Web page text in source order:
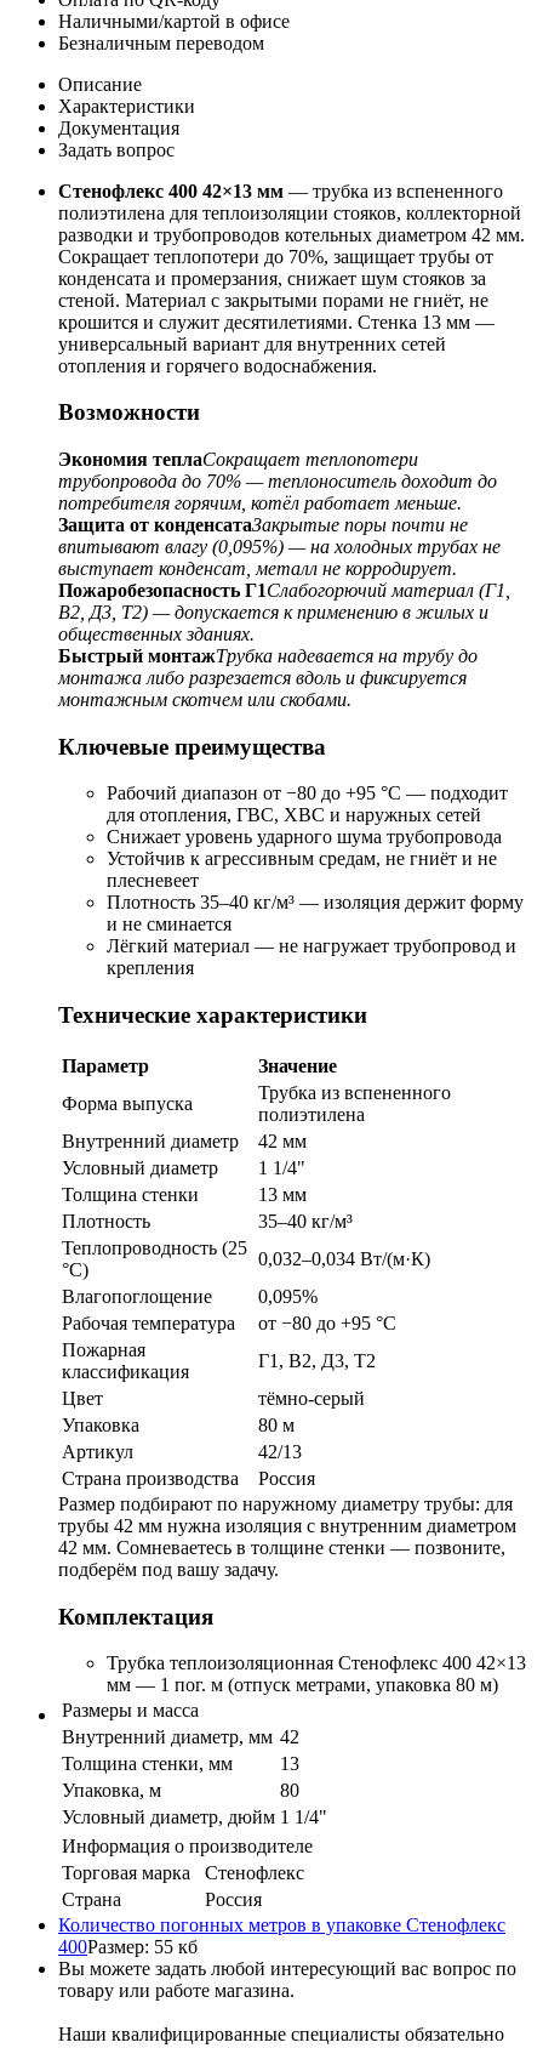
Наличными/картой в офисе
Безналичным переводом
Описание
Характеристики
Документация
Задать вопрос
Стенофлекс 400 42×13 мм — трубка из вспененного
полиэтилена для теплоизоляции стояков, коллекторной
разводки и трубопроводов котельных диаметром 42 мм.
Сокращает теплопотери до 70%, защищает трубы от
конденсата и промерзания, снижает шум стояков за
стеной. Материал с закрытыми порами не гниёт, не
крошится и служит десятилетиями. Стенка 13 мм —
универсальный вариант для внутренних сетей
отопления и горячего водоснабжения.
Возможности
Экономия теплаСокращает теплопотери
трубопровода до 70% — теплоноситель доходит до
потребителя горячим, котёл работает меньше.
Защита от конденсатаЗакрытые поры почти не
впитывают влагу (0,095%) — на холодных трубах не
выступает конденсат, металл не корродирует.
Пожаробезопасность Г1Слабогорючий материал (Г1,
В2, Д3, Т2) — допускается к применению в жилых и
общественных зданиях.
Быстрый монтажТрубка надевается на трубу до
монтажа либо разрезается вдоль и фиксируется
монтажным скотчем или скобами.
Ключевые преимущества
Рабочий диапазон от −80 до +95 °C — подходит
для отопления, ГВС, ХВС и наружных сетей
Снижает уровень ударного шума трубопровода
Устойчив к агрессивным средам, не гниёт и не
плесневеет
Плотность 35–40 кг/м³ — изоляция держит форму
и не сминается
Лёгкий материал — не нагружает трубопровод и
крепления
Технические характеристики
Параметр
Значение
Форма выпуска
Трубка из вспененного
полиэтилена
Внутренний диаметр
42 мм
Условный диаметр
1 1/4"
Толщина стенки
13 мм
Плотность
35–40 кг/м³
Теплопроводность (25
°C)
0,032–0,034 Вт/(м·К)
Влагопоглощение
0,095%
Рабочая температура
от −80 до +95 °C
Пожарная
классификация
Г1, В2, Д3, Т2
Цвет
тёмно-серый
Упаковка
80 м
Артикул
42/13
Страна производства
Россия
Размер подбирают по наружному диаметру трубы: для
трубы 42 мм нужна изоляция с внутренним диаметром
42 мм. Сомневаетесь в толщине стенки — позвоните,
подберём под вашу задачу.
Комплектация
Трубка теплоизоляционная Стенофлекс 400 42×13
мм — 1 пог. м (отпуск метрами, упаковка 80 м)
Размеры и масса
Внутренний диаметр, мм 42
Толщина стенки, мм
13
Упаковка, м
80
Условный диаметр, дюйм 1 1/4"
Информация о производителе
Торговая марка
Стенофлекс
Страна
Россия
Количество погонных метров в упаковке Стенофлекс
400Размер: 55 кб
Вы можете задать любой интересующий вас вопрос по
товару или работе магазина.
Наши квалифицированные специалисты обязательно